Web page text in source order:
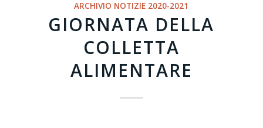
ARCHIVIO NOTIZIE 2020-2021
GIORNATA DELLA
COLLETTA
ALIMENTARE